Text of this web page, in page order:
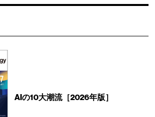
AIの10大潮流［2026年版］